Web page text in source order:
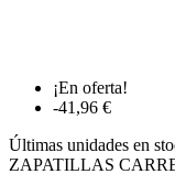
¡En oferta!
-41,96 €
Últimas unidades en
ZAPATILLAS